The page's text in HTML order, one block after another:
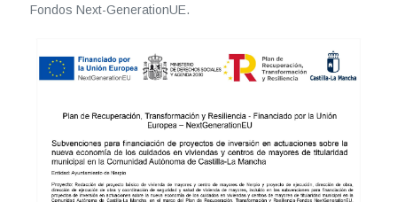
Fondos Next-GenerationUE.